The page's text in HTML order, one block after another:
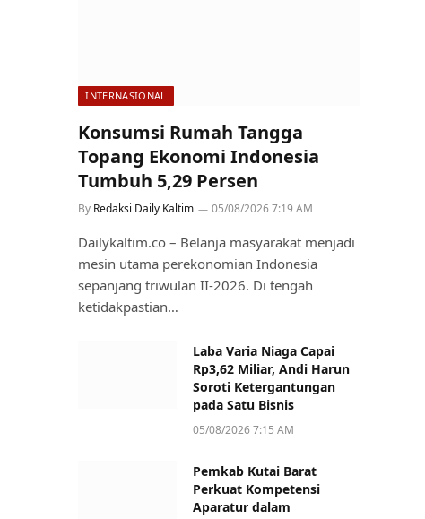
INTERNASIONAL
Konsumsi Rumah Tangga
Topang Ekonomi Indonesia
Tumbuh 5,29 Persen
By Redaksi Daily Kaltim 05/08/2026 7:19 AM
Dailykaltim.co – Belanja masyarakat menjadi
mesin utama perekonomian Indonesia
sepanjang triwulan II-2026. Di tengah
ketidakpastian…
Laba Varia Niaga Capai
Rp3,62 Miliar, Andi Harun
Soroti Ketergantungan
pada Satu Bisnis
05/08/2026 7:15 AM
Pemkab Kutai Barat
Perkuat Kompetensi
Aparatur dalam